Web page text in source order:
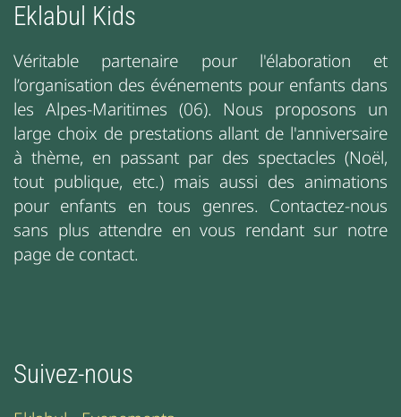
Eklabul Kids
Véritable partenaire pour l'élaboration et
l’organisation des événements pour enfants dans
les Alpes-Maritimes (06). Nous proposons un
large choix de prestations allant de l'anniversaire
à thème, en passant par des spectacles (Noël,
tout publique, etc.) mais aussi des animations
pour enfants en tous genres. Contactez-nous
sans plus attendre en vous rendant sur notre
page de contact.
Suivez-nous